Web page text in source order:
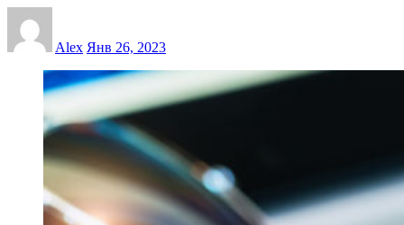
Alex Янв 26, 2023